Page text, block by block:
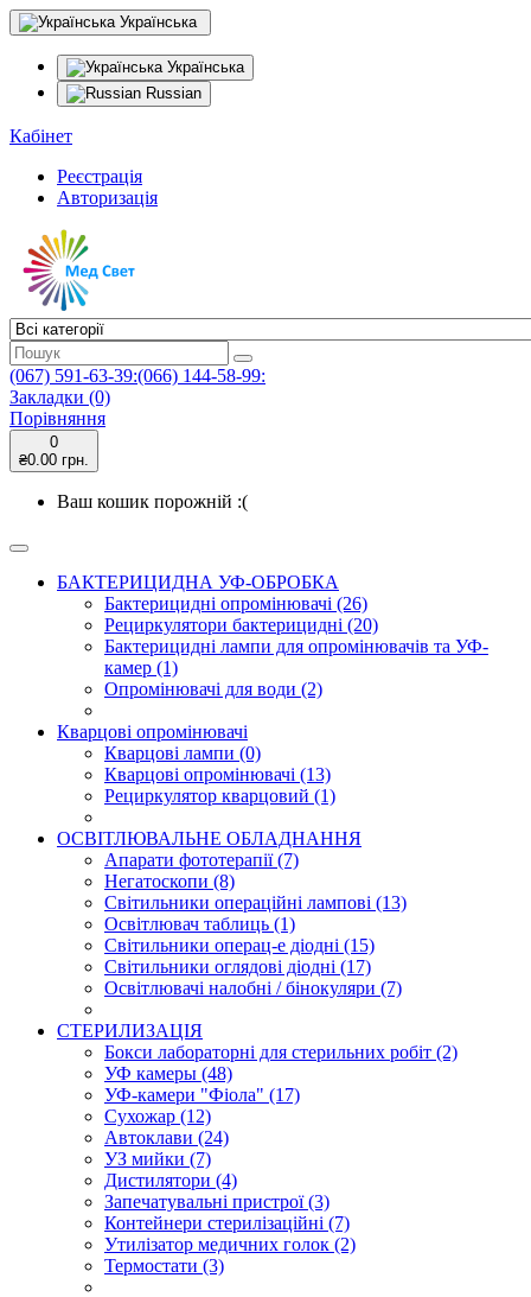
Українська
Українська
Russian
Кабінет
Реєстрація
Авторизація
(067) 591-63-39:(066) 144-58-99:
Закладки (0)
Порівняння
0
₴0.00 грн.
Ваш кошик порожній :(
БАКТЕРИЦИДНА УФ-ОБРОБКА
Бактерицидні опромінювачі (26)
Рециркулятори бактерицидні (20)
Бактерицидні лампи для опромінювачів та УФ-
камер (1)
Опромінювачі для води (2)
Кварцові опромінювачі
Кварцові лампи (0)
Кварцові опромінювачі (13)
Рециркулятор кварцовий (1)
ОСВІТЛЮВАЛЬНЕ ОБЛАДНАННЯ
Апарати фототерапії (7)
Негатоскопи (8)
Світильники операційні лампові (13)
Освітлювач таблиць (1)
Світильники операц-е діодні (15)
Світильники оглядові діодні (17)
Освітлювачі налобні / бінокуляри (7)
СТЕРИЛИЗАЦІЯ
Бокси лабораторні для стерильних робіт (2)
УФ камеры (48)
УФ-камери "Фіола" (17)
Сухожар (12)
Автоклави (24)
УЗ мийки (7)
Дистилятори (4)
Запечатувальні пристрої (3)
Контейнери стерилізаційні (7)
Утилізатор медичних голок (2)
Термостати (3)